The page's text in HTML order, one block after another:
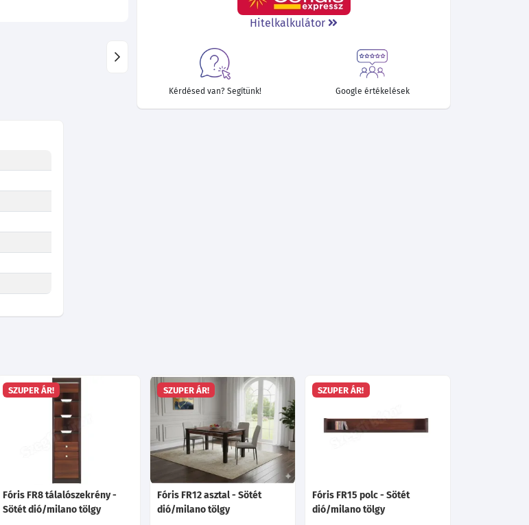
Hitelkalkulátor
Kérdésed van? Segítünk! Google értékelések
SZUPER ÁR!
Fóris FR8 tálalószekrény -
Sötét dió/milano tölgy
SZUPER ÁR!
Fóris FR12 asztal - Sötét
dió/milano tölgy
SZUPER ÁR!
Fóris FR15 polc - Sötét
dió/milano tölgy